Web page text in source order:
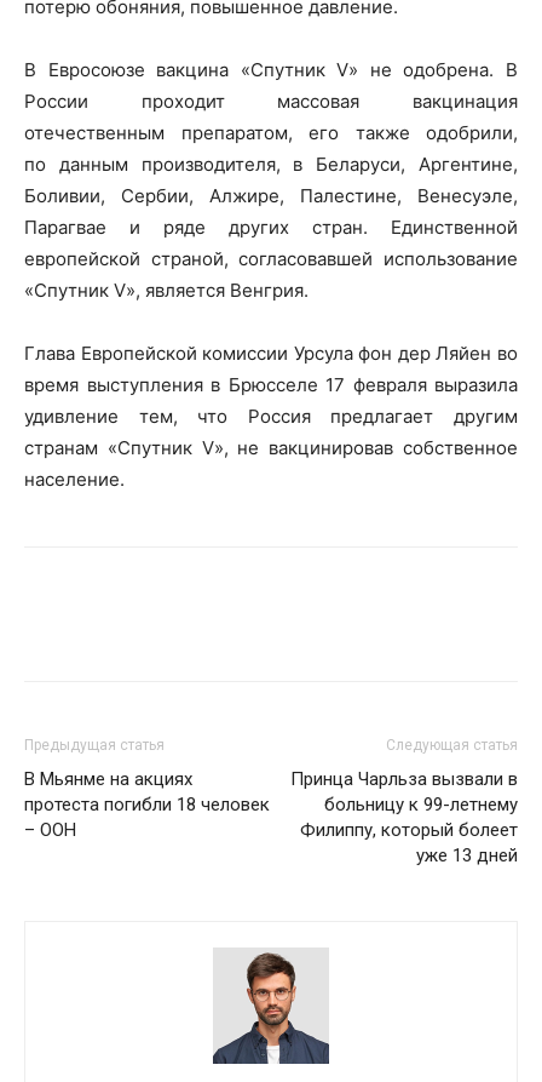
потерю обоняния, повышенное давление.
В Евросоюзе вакцина «Спутник V» не одобрена. В
России проходит массовая вакцинация
отечественным препаратом, его также одобрили,
по данным производителя, в Беларуси, Аргентине,
Боливии, Сербии, Алжире, Палестине, Венесуэле,
Парагвае и ряде других стран. Единственной
европейской страной, согласовавшей использование
«Спутник V», является Венгрия.
Глава Европейской комиссии Урсула фон дер Ляйен во
время выступления в Брюсселе 17 февраля выразила
удивление тем, что Россия предлагает другим
странам «Спутник V», не вакцинировав собственное
население.
Предыдущая статья
В Мьянме на акциях
протеста погибли 18 человек
– ООН
Следующая статья
Принца Чарльза вызвали в
больницу к 99-летнему
Филиппу, который болеет
уже 13 дней